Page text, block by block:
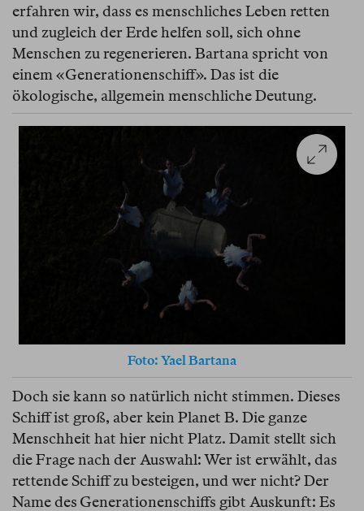
erfahren wir, dass es menschliches Leben retten
und zugleich der Erde helfen soll, sich ohne
Menschen zu regenerieren. Bartana spricht von
einem «Generationenschiff». Das ist die
ökologische, allgemein menschliche Deutung.
Foto: Yael Bartana
Doch sie kann so natürlich nicht stimmen. Dieses
Schiff ist groß, aber kein Planet B. Die ganze
Menschheit hat hier nicht Platz. Damit stellt sich
die Frage nach der Auswahl: Wer ist erwählt, das
rettende Schiff zu besteigen, und wer nicht? Der
Name des Generationenschiffs gibt Auskunft: Es